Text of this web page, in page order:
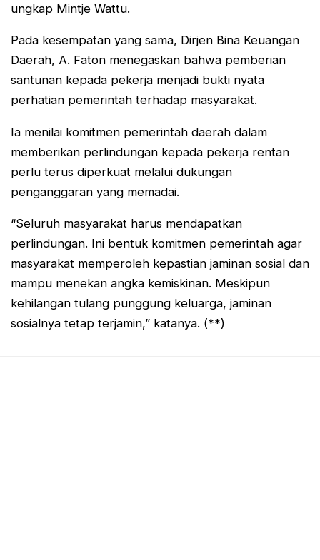
ungkap Mintje Wattu.
Pada kesempatan yang sama, Dirjen Bina Keuangan
Daerah, A. Faton menegaskan bahwa pemberian
santunan kepada pekerja menjadi bukti nyata
perhatian pemerintah terhadap masyarakat.
Ia menilai komitmen pemerintah daerah dalam
memberikan perlindungan kepada pekerja rentan
perlu terus diperkuat melalui dukungan
penganggaran yang memadai.
“Seluruh masyarakat harus mendapatkan
perlindungan. Ini bentuk komitmen pemerintah agar
masyarakat memperoleh kepastian jaminan sosial dan
mampu menekan angka kemiskinan. Meskipun
kehilangan tulang punggung keluarga, jaminan
sosialnya tetap terjamin,” katanya. (**)